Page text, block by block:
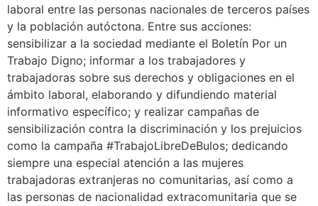
laboral entre las personas nacionales de terceros países
y la población autóctona. Entre sus acciones:
sensibilizar a la sociedad mediante el Boletín Por un
Trabajo Digno; informar a los trabajadores y
trabajadoras sobre sus derechos y obligaciones en el
ámbito laboral, elaborando y difundiendo material
informativo específico; y realizar campañas de
sensibilización contra la discriminación y los prejuicios
como la campaña #TrabajoLibreDeBulos; dedicando
siempre una especial atención a las mujeres
trabajadoras extranjeras no comunitarias, así como a
las personas de nacionalidad extracomunitaria que se